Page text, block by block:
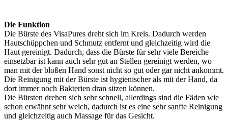
Die Funktion
Die Bürste des VisaPures dreht sich im Kreis. Dadurch werden
Hautschüppchen und Schmutz entfernt und gleichzeitig wird die
Haut gereinigt. Dadurch, dass die Bürste für sehr viele Bereiche
einsetzbar ist kann auch sehr gut an Stellen gereinigt werden, wo
man mit der bloßen Hand sonst nicht so gut oder gar nicht ankommt.
Die Reinigung mit der Bürste ist hygienischer als mit der Hand, da
dort immer noch Bakterien dran sitzen können.
Die Bürsten drehen sich sehr schnell, allerdings sind die Fäden wie
schon erwähnt sehr weich, dadurch ist es eine sehr sanfte Reinigung
und gleichzeitig auch Massage für das Gesicht.